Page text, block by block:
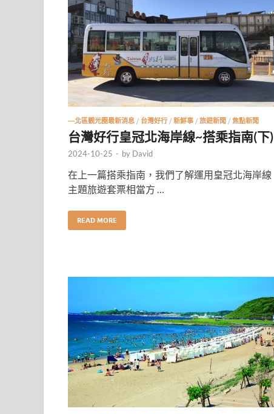
—北區觀光圈最新消息 / 台灣好行 / 新鮮事 / 旅遊新聞 / 焦點新聞
台灣好行皇冠北海岸線~搭乘指南(下)
2024-10-25 - by David
在上一篇搭乘指南，我們了解運用皇冠北海岸線
主題旅遊套票相當方 …
READ MORE